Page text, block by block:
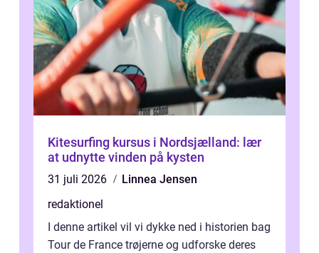
Kitesurfing kursus i Nordsjælland: lær
at udnytte vinden på kysten
31 juli 2026
Linnea Jensen
redaktionel
I denne artikel vil vi dykke ned i historien bag
Tour de France trøjerne og udforske deres